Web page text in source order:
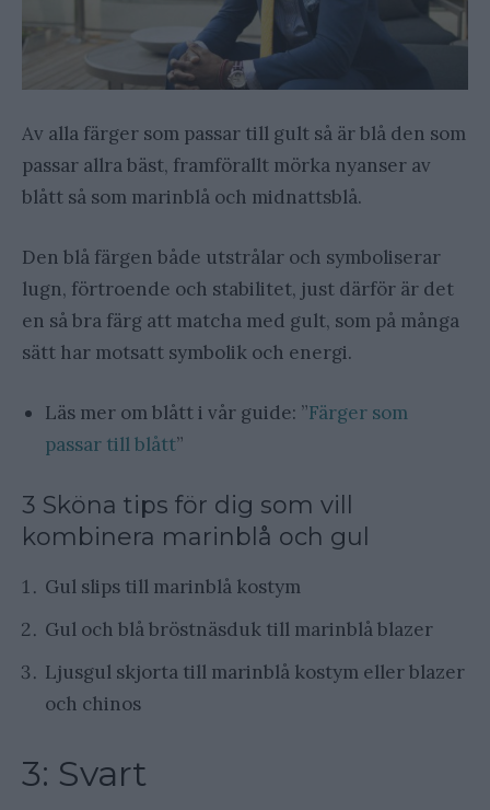
Av alla färger som passar till gult så är blå den som
passar allra bäst, framförallt mörka nyanser av
blått så som marinblå och midnattsblå.
Den blå färgen både utstrålar och symboliserar
lugn, förtroende och stabilitet, just därför är det
en så bra färg att matcha med gult, som på många
sätt har motsatt symbolik och energi.
Läs mer om blått i vår guide: ”Färger som
passar till blått”
3 Sköna tips för dig som vill
kombinera marinblå och gul
Gul slips till marinblå kostym
Gul och blå bröstnäsduk till marinblå blazer
Ljusgul skjorta till marinblå kostym eller blazer
och chinos
3: Svart